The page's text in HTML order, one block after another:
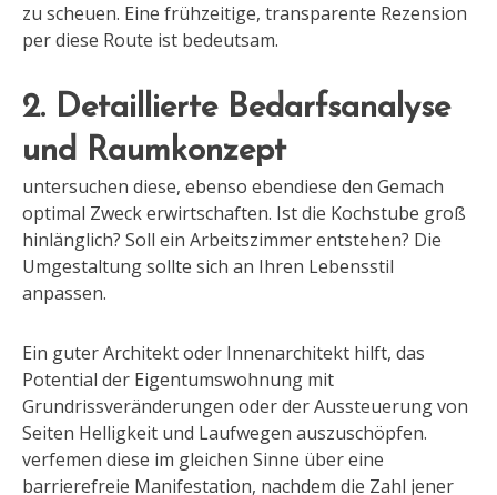
zu scheuen. Eine frühzeitige, transparente Rezension
per diese Route ist bedeutsam.
2. Detaillierte Bedarfsanalyse
und Raumkonzept
untersuchen diese, ebenso ebendiese den Gemach
optimal Zweck erwirtschaften. Ist die Kochstube groß
hinlänglich? Soll ein Arbeitszimmer entstehen? Die
Umgestaltung sollte sich an Ihren Lebensstil
anpassen.
Ein guter Architekt oder Innenarchitekt hilft, das
Potential der Eigentumswohnung mit
Grundrissveränderungen oder der Aussteuerung von
Seiten Helligkeit und Laufwegen auszuschöpfen.
verfemen diese im gleichen Sinne über eine
barrierefreie Manifestation, nachdem die Zahl jener